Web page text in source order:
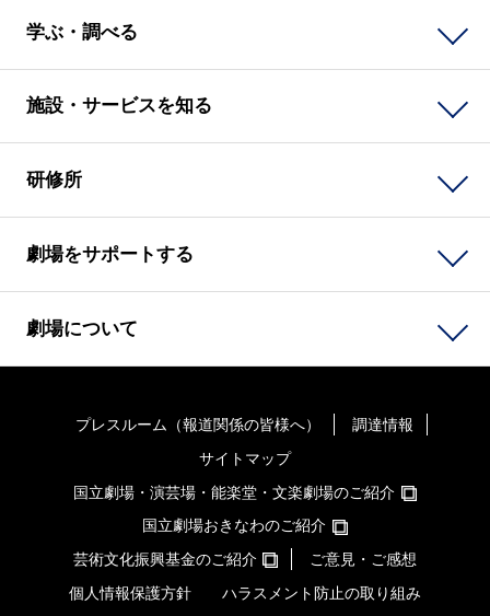
学ぶ・調べる
施設・サービスを知る
研修所
劇場をサポートする
劇場について
プレスルーム（報道関係の皆様へ）
調達情報
サイトマップ
国立劇場・演芸場・能楽堂・文楽劇場のご紹介
国立劇場おきなわのご紹介
芸術文化振興基金のご紹介
ご意見・ご感想
個人情報保護方針
ハラスメント防止の取り組み